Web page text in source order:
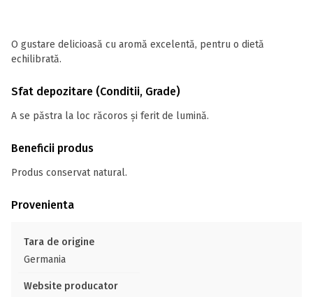
O gustare delicioasă cu aromă excelentă, pentru o dietă
echilibrată.
Sfat depozitare (Conditii, Grade)
A se păstra la loc răcoros și ferit de lumină.
Beneficii produs
Produs conservat natural.
Provenienta
Tara de origine
Germania
Website producator